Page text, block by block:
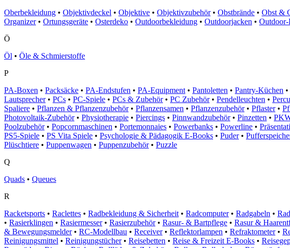
Oberbekleidung • Objektivdeckel • Objektive • Objektivzubehör • Obstbrände • Obst &
Organizer • Ortungsgeräte • Osterdeko • Outdoorbekleidung • Outdoorjacken •
Ö
Öl • Öle & Schmierstoffe
P
PA-Boxen • Packsäcke • PA-Endstufen • PA-Equipment • Pantoletten • Pantry-Küchen •
Lautsprecher • PCs • PC-Spiele • PCs & Zubehör • PC Zubehör • Pendelleuchten •
Spaliere • Pflanzen & Pflanzenzubehör • Pflanzensamen • Pflanzenzubehör • Pflaster •
Photovoltaik-Zubehör • Physiotherapie • Piercings • Pinnwandzubehör • Pinzetten •
Poolzubehör • Popcornmaschinen • Portemonnaies • Powerbanks • Powerline •
PS5-Spiele • PS Vita Spiele • Psychologie & Pädagogik E-Books • Puder •
Plüschtiere • Puppenwagen • Puppenzubehör • Puzzle
Q
Quads • Queues
R
Racketsports • Raclettes • Radbekleidung & Sicherheit • Radcomputer • Radgabeln •
• Rasierklingen • Rasiermesser • Rasierzubehör • Rasur- & Bartpflege • Rasur &
& Bewegungsmelder • RC-Modellbau • Receiver • Reflektorlampen • Refraktometer •
Reinigungsmittel • Reinigungstücher • Reisebetten • Reise & Freizeit E-Books •